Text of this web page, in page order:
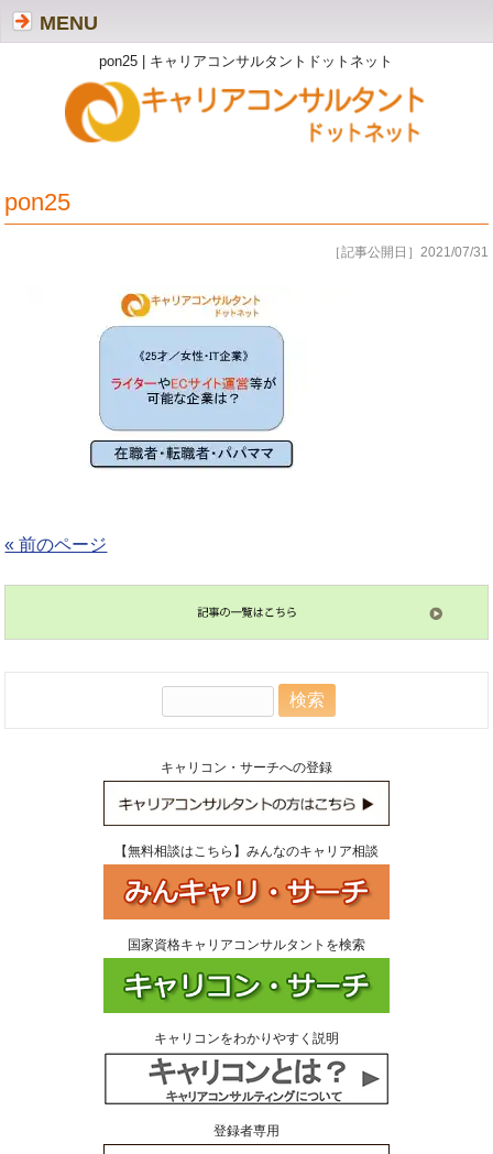
pon25 | キャリアコンサルタントドットネット
MENU
pon25
［記事公開日］2021/07/31
« 前のページ
キャリコン・サーチへの登録
【無料相談はこちら】みんなのキャリア相談
国家資格キャリアコンサルタントを検索
キャリコンをわかりやすく説明
登録者専用